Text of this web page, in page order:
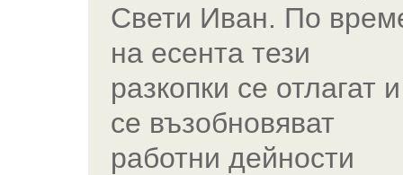
Свети Иван. По
на есента тези
разкопки се отлагат и
се възобновяват
работни дейности